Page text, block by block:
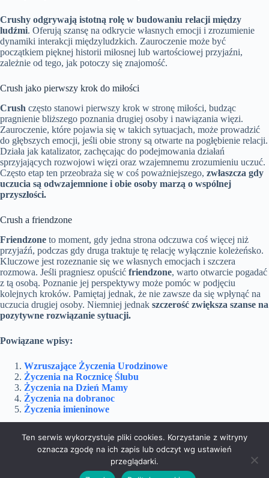
Crushy odgrywają istotną rolę w budowaniu relacji między
ludźmi. Oferują szansę na odkrycie własnych emocji i zrozumienie
dynamiki interakcji międzyludzkich. Zauroczenie może być
początkiem pięknej historii miłosnej lub wartościowej przyjaźni,
zależnie od tego, jak potoczy się znajomość.
Crush jako pierwszy krok do miłości
Crush często stanowi pierwszy krok w stronę miłości, budząc
pragnienie bliższego poznania drugiej osoby i nawiązania więzi.
Zauroczenie, które pojawia się w takich sytuacjach, może prowadzić
do głębszych emocji, jeśli obie strony są otwarte na pogłębienie relacji.
Działa jak katalizator, zachęcając do podejmowania działań
sprzyjających rozwojowi więzi oraz wzajemnemu zrozumieniu uczuć.
Często etap ten przeobraża się w coś poważniejszego, zwłaszcza gdy
uczucia są odwzajemnione i obie osoby marzą o wspólnej
przyszłości.
Crush a friendzone
Friendzone to moment, gdy jedna strona odczuwa coś więcej niż
przyjaźń, podczas gdy druga traktuje tę relację wyłącznie koleżeńsko.
Kluczowe jest rozeznanie się we własnych emocjach i szczera
rozmowa. Jeśli pragniesz opuścić friendzone, warto otwarcie pogadać
z tą osobą. Poznanie jej perspektywy może pomóc w podjęciu
kolejnych kroków. Pamiętaj jednak, że nie zawsze da się wpłynąć na
uczucia drugiej osoby. Niemniej jednak szczerość zwiększa szanse na
pozytywne rozwiązanie sytuacji.
Powiązane wpisy:
Wzruszające Życzenia Urodzinowe
Życzenia na Rocznicę Ślubu
Życzenia na Dzień Mamy
Życzenia na dobranoc
Życzenia imieninowe
Doradztwo
Podróże Rozrywka
Technologie
Ten serwis wykorzystuje pliki cookies. Korzystanie z witryny
oznacza zgodę na ich zapis lub odczyt wg ustawień
przeglądarki.